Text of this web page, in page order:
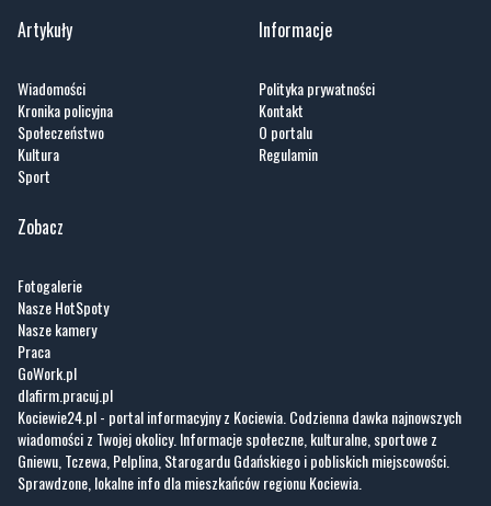
Artykuły
Wiadomości
Kronika policyjna
Społeczeństwo
Kultura
Sport
Informacje
Polityka prywatności
Kontakt
O portalu
Regulamin
Zobacz
Fotogalerie
Nasze HotSpoty
Nasze kamery
Praca
GoWork.pl
dlafirm.pracuj.pl
Kociewie24.pl - portal informacyjny z Kociewia. Codzienna dawka najnowszych
wiadomości z Twojej okolicy. Informacje społeczne, kulturalne, sportowe z
Gniewu, Tczewa, Pelplina, Starogardu Gdańskiego i pobliskich miejscowości.
Sprawdzone, lokalne info dla mieszkańców regionu Kociewia.